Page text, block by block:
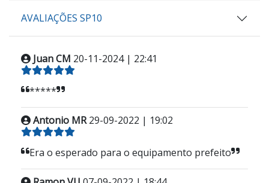
AVALIAÇÕES SP10
Juan CM 20-11-2024 | 22:41
*****
Antonio MR 29-09-2022 | 19:02
Era o esperado para o equipamento prefeito